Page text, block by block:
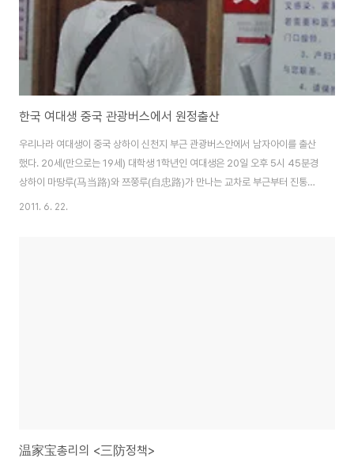
한국 여대생 중국 관광버스에서 원정출산
우리나라 여대생이 중국 상하이 신천지 부근 관광버스안에서 남자아이를 출산
했다. 20세(만으로는 19세) 대학생 1학년인 여대생은 20일 오후 5시 45분경
상하이 마땅루(马当路)와 쯔쭝루(自忠路)가 만나는 교차로 부근부터 진통이
시작되어 구급대에 신고했다. 얼마 지나지 않아 구급대가 도착했지만 이미 산
2011. 6. 22.
温家宝총리의 <三防정책>